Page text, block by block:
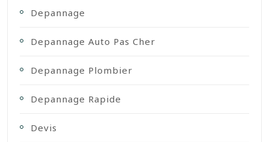
Depannage
Depannage Auto Pas Cher
Depannage Plombier
Depannage Rapide
Devis